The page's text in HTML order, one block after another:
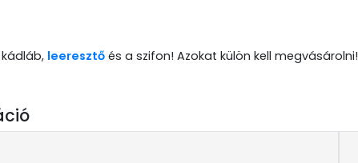
leeresztő és a szifon! Azokat külön kell megvásárolni!